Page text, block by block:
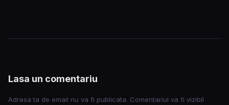
Lasa un comentariu
Adresa ta de email nu va fi publicata. Comentariul va fi vizibil